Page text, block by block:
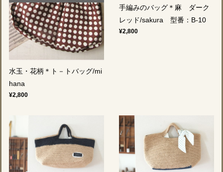
水玉・花柄＊ト－トバッグ/mi
hana
¥2,800
手編みのバッグ＊麻 ダーク
レッド/sakura 型番：B-10
¥2,800